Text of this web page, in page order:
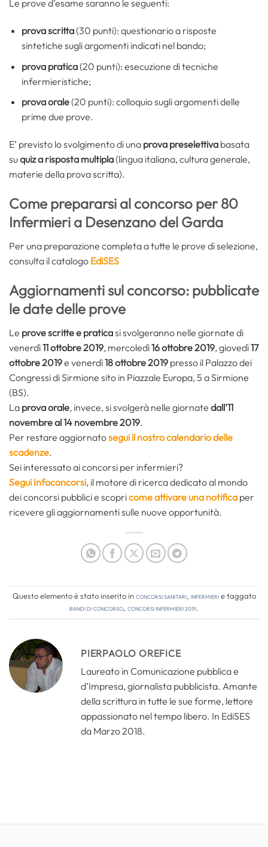
Le prove d’esame saranno le seguenti:
prova scritta(30 punti): questionario a risposte
sintetiche sugli argomenti indicati nel bando;
prova pratica(20 punti): esecuzione di tecniche
infermieristiche;
prova orale(20 punti): colloquio sugli argomenti delle
prime due prove.
E’ previsto lo svolgimento di una prova preselettiva basata
suquiz a risposta multipla(lingua italiana, cultura generale,
materie della prova scritta).
Come prepararsi al concorso per 80
Infermieri a Desenzano del Garda
Per una preparazione completa a tutte le prove di selezione,
consulta il catalogo EdiSES
Aggiornamenti sul concorso: pubblicate
le date delle prove
Le prove scritte e praticasi svolgeranno nelle giornate di
venerdì11 ottobre 2019, mercoledì16 ottobre 2019, giovedì17
ottobre 2019e venerdì18 ottobre 2019 presso il Palazzo dei
Congressi di Sirmione sito in Piazzale Europa, 5 a Sirmione
(BS).
La prova orale, invece, si svolgerà nelle giornate dall’11
novembre al 14 novembre 2019.
Per restare aggiornatosegui il nostro calendario delle
scadenze.
Sei interessato ai concorsi per infermieri?
Segui Infoconcorsi, il motore di ricerca dedicato al mondo
dei concorsi pubblici e scopricome attivare una notifica per
ricevere gli aggiornamenti sulle nuove opportunità.
Questo elemento è stato inserito inConcorsi Sanitari, Infermierie taggato
bandi di concorso, concorsi infermieri 2019.
PIERPAOLO OREFICE
Laureato in Comunicazione pubblica e
d’Impresa, giornalista pubblicista. Amante
della scrittura in tutte le sue forme, lettore
appassionato nel tempo libero. In EdiSES
da Marzo 2018.